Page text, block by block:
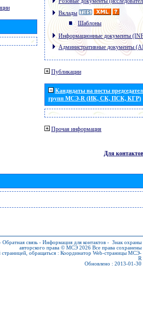
Вклады
Шаблоны
Информационные документы
Административные документы
Публикации
Кандидаты на посты
групп МСЭ-R (ИК, СК, ПСК, КГР)
Прочая информация
Для контактов
Обратная связь - Информация для контактов - Знак охраны
авторского права © МСЭ 2026 Все права сохранены
обращаться : Координатор Web-страницы МСЭ-
R
Обновлено : 2013-01-30